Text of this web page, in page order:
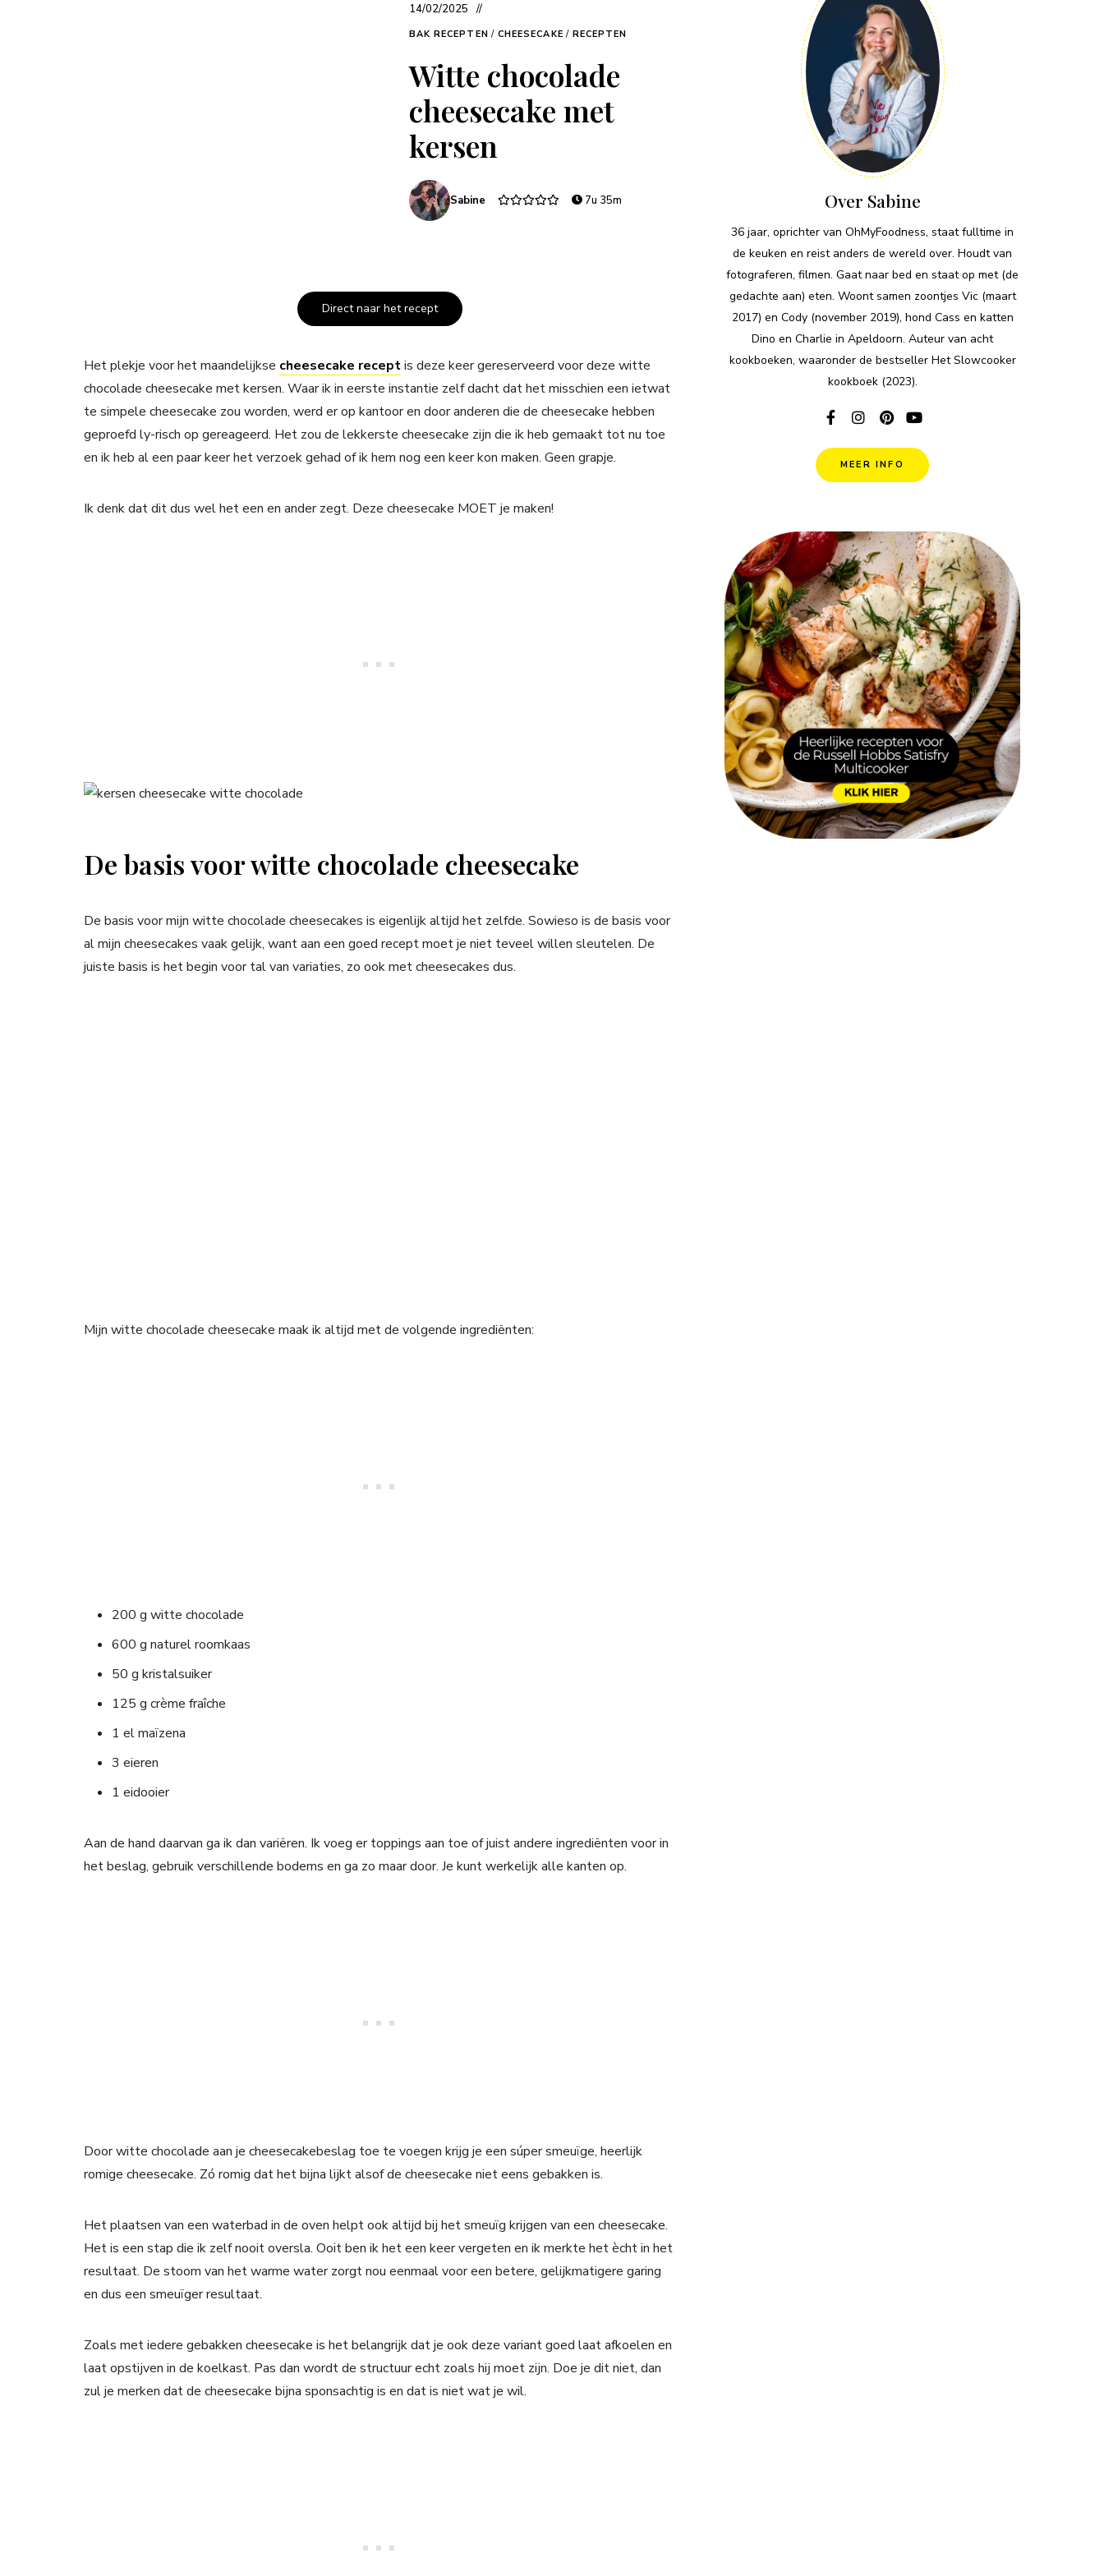
14/02/2025
BAK RECEPTEN / CHEESECAKE / RECEPTEN
Witte chocolade
cheesecake met
kersen
Sabine 7u 35m
Direct naar het recept
Het plekje voor het maandelijkse cheesecake receptis deze keer gereserveerd voor deze witte
chocolade cheesecake met kersen. Waar ik in eerste instantie zelf dacht dat het misschien een ietwat
te simpele cheesecake zou worden, werd er op kantoor en door anderen die de cheesecake hebben
geproefd ly-risch op gereageerd. Het zou de lekkerste cheesecake zijn die ik heb gemaakt tot nu toe
en ik heb al een paar keer het verzoek gehad of ik hem nog een keer kon maken. Geen grapje.
Ik denk dat dit dus wel het een en ander zegt. Deze cheesecake MOET je maken!
De basis voor witte chocolade cheesecake
De basis voor mijn witte chocolade cheesecakes is eigenlijk altijd het zelfde. Sowieso is de basis voor
al mijn cheesecakes vaak gelijk, want aan een goed recept moet je niet teveel willen sleutelen. De
juiste basis is het begin voor tal van variaties, zo ook met cheesecakes dus.
Mijn witte chocolade cheesecake maak ik altijd met de volgende ingrediënten:
200 g witte chocolade
600 g naturel roomkaas
50 g kristalsuiker
125 g crème fraîche
1 el maïzena
3 eieren
1 eidooier
Aan de hand daarvan ga ik dan variëren. Ik voeg er toppings aan toe of juist andere ingrediënten voor in
het beslag, gebruik verschillende bodems en ga zo maar door. Je kunt werkelijk alle kanten op.
Door witte chocolade aan je cheesecakebeslag toe te voegen krijg je een súper smeuïge, heerlijk
romige cheesecake. Zó romig dat het bijna lijkt alsof de cheesecake niet eens gebakken is.
Het plaatsen van een waterbad in de oven helpt ook altijd bij het smeuïg krijgen van een cheesecake.
Het is een stap die ik zelf nooit oversla. Ooit ben ik het een keer vergeten en ik merkte het ècht in het
resultaat. De stoom van het warme water zorgt nou eenmaal voor een betere, gelijkmatigere garing
en dus een smeuïger resultaat.
Zoals met iedere gebakken cheesecake is het belangrijk dat je ook deze variant goed laat afkoelen en
laat opstijven in de koelkast. Pas dan wordt de structuur echt zoals hij moet zijn. Doe je dit niet, dan
zul je merken dat de cheesecake bijna sponsachtig is en dat is niet wat je wil.
Over Sabine
36 jaar, oprichter van OhMyFoodness, staat fulltime in
de keuken en reist anders de wereld over. Houdt van
fotograferen, filmen. Gaat naar bed en staat op met (de
gedachte aan) eten. Woont samen zoontjes Vic (maart
2017) en Cody (november 2019), hond Cass en katten
Dino en Charlie in Apeldoorn. Auteur van acht
kookboeken, waaronder de bestseller Het Slowcooker
kookboek (2023).
MEER INFO